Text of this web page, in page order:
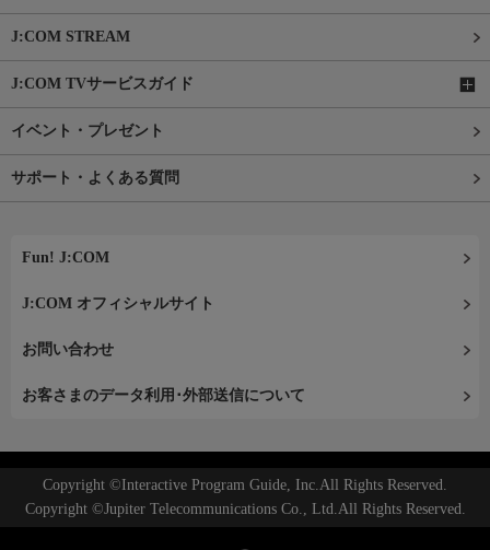
J:COM STREAM
J:COM TVサービスガイド
イベント・プレゼント
サポート・よくある質問
Fun! J:COM
J:COM オフィシャルサイト
お問い合わせ
お客さまのデータ利用･外部送信について
Copyright ©Interactive Program Guide, Inc.All Rights Reserved.
Copyright ©Jupiter Telecommunications Co., Ltd.All Rights Reserved.